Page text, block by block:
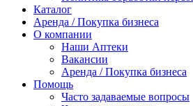
Каталог
Аренда / Покупка бизнеса
О компании
Наши Аптеки
Вакансии
Аренда / Покупка бизнеса
Помощь
Часто задаваемые вопросы